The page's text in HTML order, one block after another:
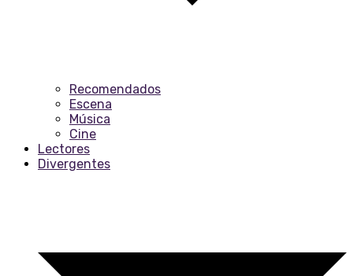
Recomendados
Escena
Música
Cine
Lectores
Divergentes